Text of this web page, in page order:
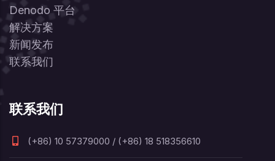
Denodo 平台
解决方案
新闻发布
联系我们
联系我们
(+86) 10 57379000 / (+86) 18 518356610